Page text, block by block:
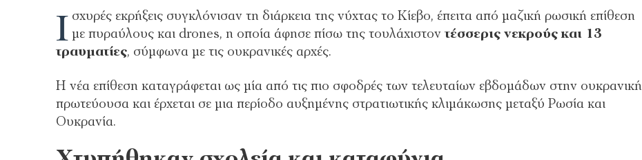
Ι σχυρές εκρήξεις συγκλόνισαν τη διάρκεια της νύχτας το Κίεβο, έπειτα από μαζική ρωσική επίθεση
με πυραύλους και drones, η οποία άφησε πίσω της τουλάχιστοντέσσερις νεκρούς και 13
τραυματίες, σύμφωνα με τις ουκρανικές αρχές.
Η νέα επίθεση καταγράφεται ως μία από τις πιο σφοδρές των τελευταίων εβδομάδων στην ουκρανική
πρωτεύουσα και έρχεται σε μια περίοδο αυξημένης στρατιωτικής κλιμάκωσης μεταξύ Ρωσία και
Ουκρανία.